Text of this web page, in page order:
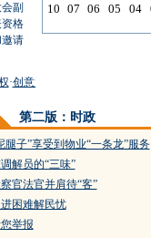
副
格
请
·创意大赛最高奖空缺引发讼争
第二版：时政
腿子”享受到物业“一条龙”服务
解员的“三味”
官法官并肩待“客”
困难解民忧
举报